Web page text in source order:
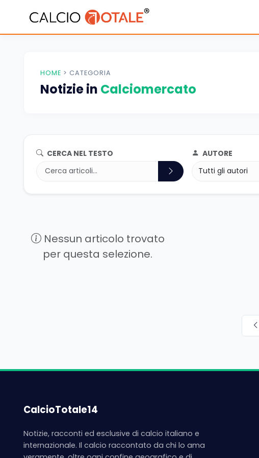
HOME > CATEGORIA
Notizie in Calciomercato
CERCA NEL TESTO AUTORE
Nessun articolo trovato
per questa selezione.
CalcioTotale14
Notizie, racconti ed esclusive di calcio italiano e
internazionale. Il calcio raccontato da chi lo ama